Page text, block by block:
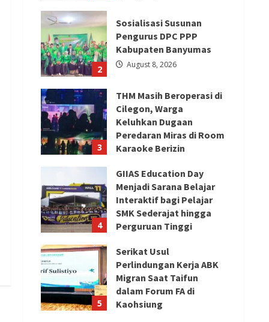
2
Sosialisasi Susunan
Pengurus DPC PPP
Kabupaten Banyumas
August 8, 2026
3
THM Masih Beroperasi di
Cilegon, Warga
Keluhkan Dugaan
Peredaran Miras di Room
Karaoke Berizin
August 8, 2026
4
GIIAS Education Day
Menjadi Sarana Belajar
Interaktif bagi Pelajar
SMK Sederajat hingga
Perguruan Tinggi
5
Serikat Usul
Perlindungan Kerja ABK
Migran Saat Taifun
dalam Forum FA di
Kaohsiung